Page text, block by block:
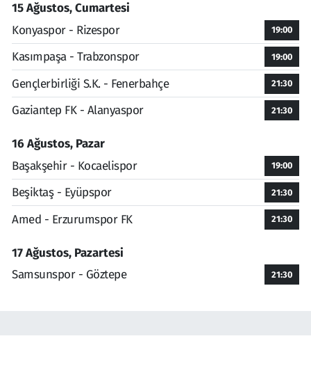
15 Ağustos, Cumartesi
Konyaspor - Rizespor
19:00
Kasımpaşa - Trabzonspor 19:00
Gençlerbirliği S.K. - Fenerbahçe 21:30
Gaziantep FK - Alanyaspor 21:30
16 Ağustos, Pazar
Başakşehir - Kocaelispor
19:00
Beşiktaş - Eyüpspor 21:30
Amed - Erzurumspor FK 21:30
17 Ağustos, Pazartesi
Samsunspor - Göztepe
21:30